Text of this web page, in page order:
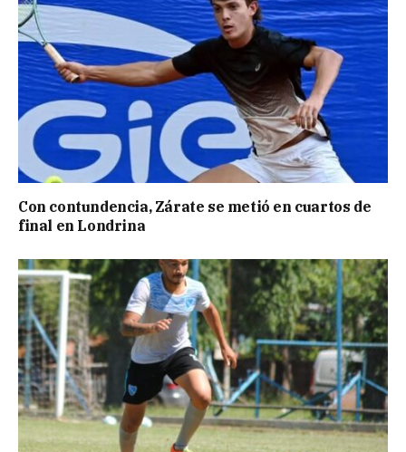
Con contundencia, Zárate se metió en cuartos de
final en Londrina